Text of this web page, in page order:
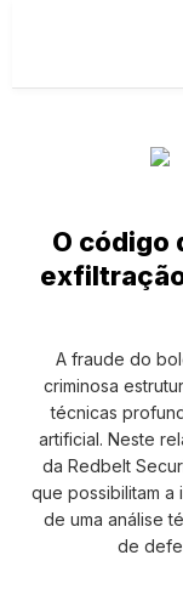
Cenário
Atual
Principais
Sobre a
Redbelt
O código
A fraude do
criminosa
técnicas
artificial. Neste
da Redbelt
que possibilitam a
de uma análise
de